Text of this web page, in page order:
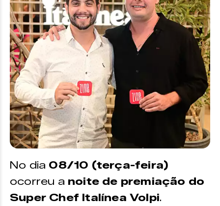
No dia 08/10 (terça-feira)
ocorreu a noite de premiação do
Super Chef Italínea Volpi.